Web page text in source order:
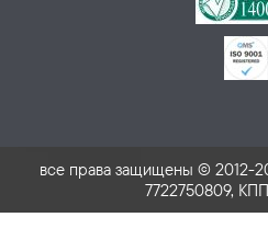
все права защищены © 2012-
7722750809,